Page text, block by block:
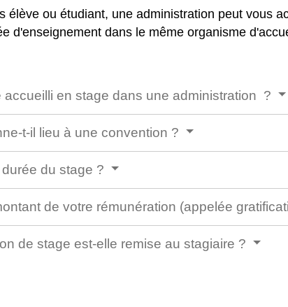
élève ou étudiant, une administration peut vous
d'enseignement dans le même organisme
accueilli en stage dans une administration ?
t-il lieu à une convention ?
du stage ?
de votre rémunération (appelée
de stage est-elle remise au stagiaire ?